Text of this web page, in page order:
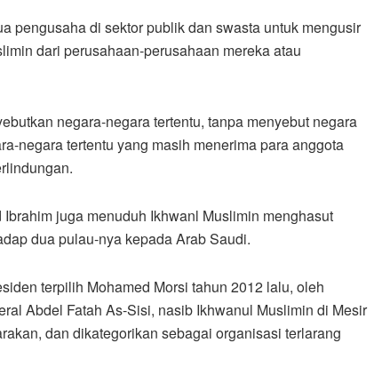
pengusaha di sektor publik dan swasta untuk mengusir
dari perusahaan-perusahaan mereka atau
negara-negara tertentu, tanpa menyebut negara
negara tertentu yang masih menerima para anggota
juga menuduh Ikhwanl Muslimin menghasut
dua pulau-nya kepada Arab Saudi.
terpilih Mohamed Morsi tahun 2012 lalu, oleh
Abdel Fatah As-Sisi, nasib Ikhwanul Muslimin di Mesir
dan dikategorikan sebagai organisasi terlarang